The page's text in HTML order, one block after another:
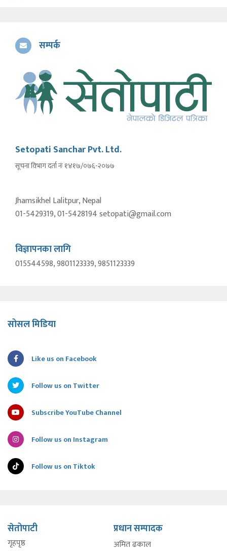
सम्पर्क
Setopati Sanchar Pvt. Ltd.
सूचना विभाग दर्ता नंः १४१७/०७६-२०७७
Jhamsikhel Lalitpur, Nepal
01-5429319, 01-5428194 setopati@gmail.com
विज्ञापनका लागि
015544598, 9801123339, 9851123339
सोसल मिडिया
Like us on Facebook
Follow us on Twitter
Subscribe YouTube Channel
Follow us on Instagram
Follow us on Tiktok
सेतोपाटी
गृहपृष्ठ
प्रधान सम्पादक
अमित ढकाल